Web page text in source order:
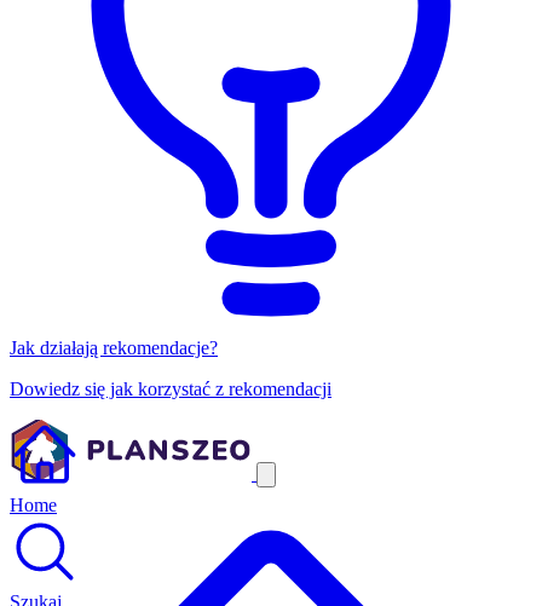
Jak działają rekomendacje?
Dowiedz się jak korzystać z rekomendacji
Home
Szukaj